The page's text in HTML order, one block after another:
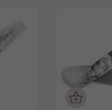
DO KOSZYKA